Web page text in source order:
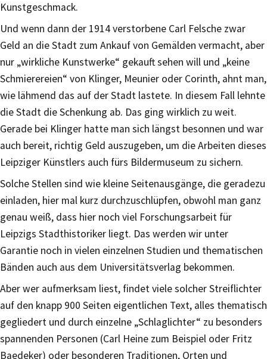
Kunstgeschmack.
Und wenn dann der 1914 verstorbene Carl Felsche zwar
Geld an die Stadt zum Ankauf von Gemälden vermacht, aber
nur „wirkliche Kunstwerke“ gekauft sehen will und „keine
Schmierereien“ von Klinger, Meunier oder Corinth, ahnt man,
wie lähmend das auf der Stadt lastete. In diesem Fall lehnte
die Stadt die Schenkung ab. Das ging wirklich zu weit.
Gerade bei Klinger hatte man sich längst besonnen und war
auch bereit, richtig Geld auszugeben, um die Arbeiten dieses
Leipziger Künstlers auch fürs Bildermuseum zu sichern.
Solche Stellen sind wie kleine Seitenausgänge, die geradezu
einladen, hier mal kurz durchzuschlüpfen, obwohl man ganz
genau weiß, dass hier noch viel Forschungsarbeit für
Leipzigs Stadthistoriker liegt. Das werden wir unter
Garantie noch in vielen einzelnen Studien und thematischen
Bänden auch aus dem Universitätsverlag bekommen.
Aber wer aufmerksam liest, findet viele solcher Streiflichter
auf den knapp 900 Seiten eigentlichen Text, alles thematisch
gegliedert und durch einzelne „Schlaglichter“ zu besonders
spannenden Personen (Carl Heine zum Beispiel oder Fritz
Baedeker) oder besonderen Traditionen, Orten und